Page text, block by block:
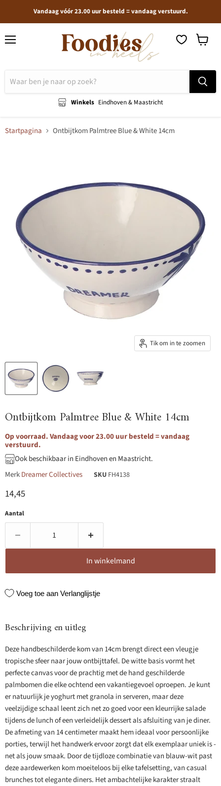
Vandaag vóór 23.00 uur besteld = vandaag verstuurd.
Winkels Eindhoven & Maastricht
Startpagina Ontbijtkom Palmtree Blue & White 14cm
Tik om in te zoomen
Ontbijtkom Palmtree Blue & White 14cm
Op voorraad. Vandaag voor 23.00 uur besteld = vandaag
verstuurd.
Ook beschikbaar in Eindhoven en Maastricht.
MerkDreamer Collectives SKU FH4138
Huidige prijs
14,45
Aantal
In winkelmand
Voeg toe aan Verlanglijstje
Beschrijving en uitleg
Deze handbeschilderde kom van 14cm brengt direct een vleugje
tropische sfeer naar jouw ontbijttafel. De witte basis vormt het
perfecte canvas voor de prachtig met de hand geschilderde
palmbomen die elke ochtend een vakantiegevoel oproepen. Je kunt
er natuurlijk je yoghurt met granola in serveren, maar deze
veelzijdige schaal leent zich net zo goed voor een kleurrijke salade
tijdens de lunch of een verleidelijk dessert als afsluiting van je diner.
De afmeting van 14 centimeter maakt hem ideaal voor persoonlijke
porties, terwijl het handwerk ervoor zorgt dat elk exemplaar uniek is -
net als jouw smaak. Door de tijdloze combinatie van blauw-wit past
deze aardewerken kom moeiteloos bij elke tafelsetting, van casual
brunches tot elegante diners. Het ambachtelijke karakter straalt